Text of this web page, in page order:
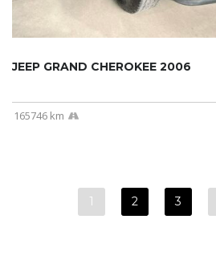
JEEP GRAND CHEROKEE 2006
165746 km
1 2 3